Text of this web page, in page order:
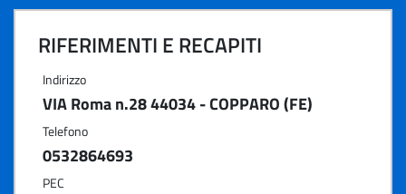
RIFERIMENTI E RECAPITI
Indirizzo
VIA Roma n.28 44034 - COPPARO (FE)
Telefono
0532864693
PEC